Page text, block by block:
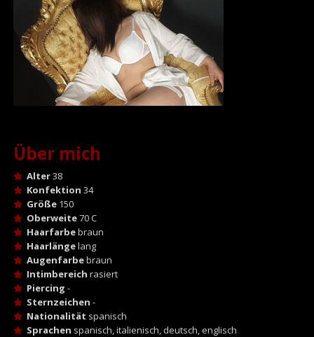
Über mich
Alter38
Konfektion 34
Größe150
Oberweite70 C
Haarfarbebraun
Haarlängelang
Augenfarbebraun
Intimbereich rasiert
Piercing -
Sternzeichen -
Nationalität spanisch
Sprachen spanisch, italienisch, deutsch, englisch